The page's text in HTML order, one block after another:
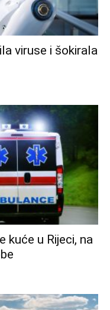
viruse i šokirala
kuće u Rijeci, na